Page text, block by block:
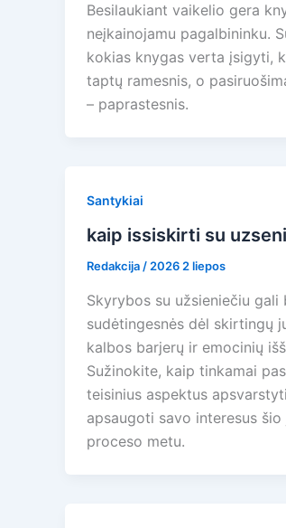
Besilaukiant vaikelio gera
neįkainojamu pagalbininku.
kokias knygas verta įsigyti,
taptų ramesnis, o
– paprastesnis.
Santykiai
kaip issiskirti su
Redakcija / 2026 2 liepos
Skyrybos su užsieniečiu gali
sudėtingesnės dėl skirtingų
kalbos barjerų ir emocinių
Sužinokite, kaip tinkamai
teisinius aspektus
apsaugoti savo interesus šio
proceso metu.